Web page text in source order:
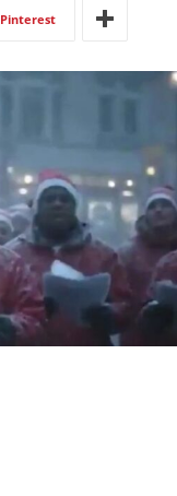
Pinterest